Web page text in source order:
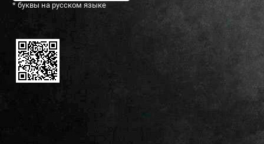
* буквы на русском языке